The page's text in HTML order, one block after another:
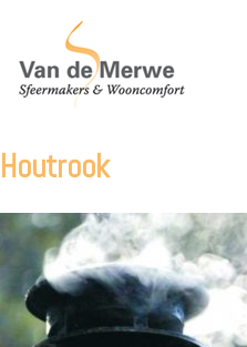
content
Houtrook